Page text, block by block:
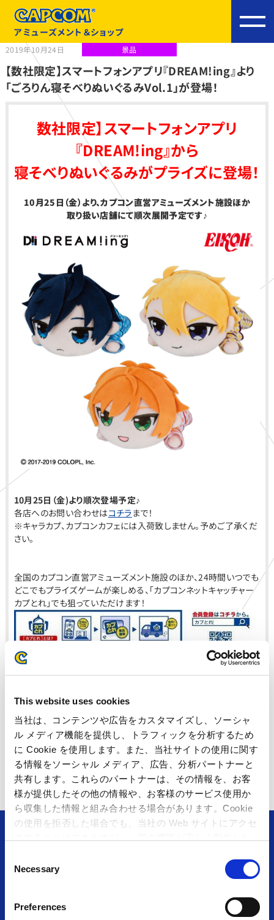
This website uses cookies
当社は、コンテンツや広告をカスタマイズし、ソーシャ
ル メディア機能を提供し、トラフィックを分析するため
に Cookie を使用します。また、当社サイトの使用に関す
る情報をソーシャル メディア、広告、分析パートナーと
共有します。これらのパートナーは、その情報を、お客
様が提供したその他の情報や、お客様のサービス使用か
ら収集した情報と組み合わせる場合があります。Cookie
の使用を拒否した場合でも、当社の Web サイトにアクセ
Necessary
Preferences
アミューズメント＆ショップ
2019年10月24日 景品
【数社限定】スマートフォンアプリ『DREAM!ing』より
「ごろりん寝そべりぬいぐるみVol.1」が登場！
数社限定】スマートフォンアプリ
『DREAM!ing』から
寝そべりぬいぐるみがプライズに登場！
10月25日（金）より、カプコン直営アミューズメント施設ほか
取り扱い店舗にて順次展開予定です♪
10月25日（金)より順次登場予定♪
各店へのお問い合わせはコチラまで！
※キャラカプ、カプコンカフェには入荷致しません。予めご了承くだ
さい。
全国のカプコン直営アミューズメント施設のほか、24時間いつでも
どこでもプライズゲームが楽しめる、「カプコンネットキャッチャー
カプとれ」でも狙っていただけます！
千葉県
プラサカプコン 成田店
東京都
プラサカプコン 池袋店
オンライン
カプコンネットキャッチャ
ー カプとれ
アミューズメント＆ショップ